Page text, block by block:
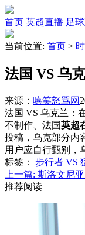
首页 英超直播 足
当前位置: 首页 >
法国 VS 乌
来源： 嘻笑怒骂网
法国 VS 乌克兰：
不制作、法国英超
投稿，乌克部分内
用户应自行甄别，
标签 ： 步行者 VS
上一篇: 斯洛文尼
推荐阅读